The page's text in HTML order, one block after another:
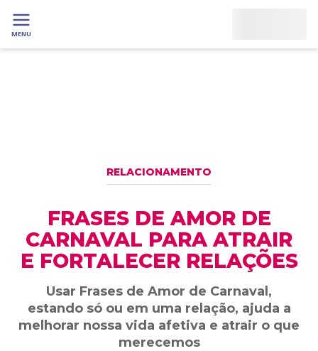
MENU
RELACIONAMENTO
FRASES DE AMOR DE
CARNAVAL PARA ATRAIR
E FORTALECER RELAÇÕES
Usar Frases de Amor de Carnaval,
estando só ou em uma relação, ajuda a
melhorar nossa vida afetiva e atrair o que
merecemos